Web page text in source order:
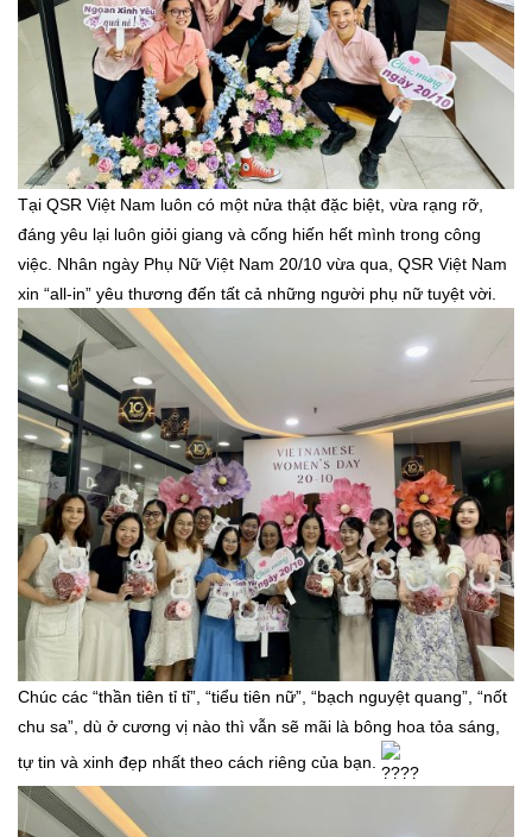
Tại QSR Việt Nam luôn có một nửa thật đặc biệt, vừa rạng rỡ,
đáng yêu lại luôn giỏi giang và cống hiến hết mình trong công
việc. Nhân ngày Phụ Nữ Việt Nam 20/10 vừa qua, QSR Việt Nam
xin “all-in” yêu thương đến tất cả những người phụ nữ tuyệt vời.
Chúc các “thần tiên tỉ tỉ”, “tiểu tiên nữ”, “bạch nguyệt quang”, “nốt
chu sa”, dù ở cương vị nào thì vẫn sẽ mãi là bông hoa tỏa sáng,
tự tin và xinh đẹp nhất theo cách riêng của bạn.